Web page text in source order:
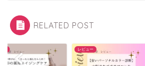
RELATED POST
レビュー